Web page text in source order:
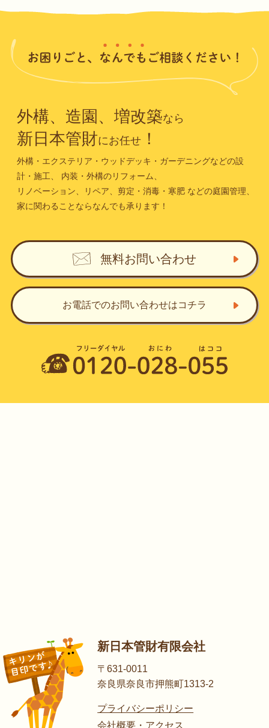
外構、造園、増改築なら
新日本管財にお任せ！
外構・エクステリア・ウッドデッキ・ガーデニングなどの設
計・施工、
内装・外構のリフォーム、
リノベーション、リペア、剪定・消毒・寒肥などの庭園管理、
家に関わることならなんでも承ります！
無料お問い合わせ
お電話でのお問い合わせはコチラ
新日本管財有限会社
〒631-0011
奈良県奈良市押熊町1313-2
プライバシーポリシー
会社概要・アクセス